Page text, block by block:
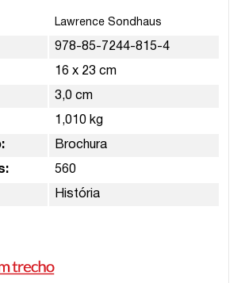
Lawrence Sondhaus
978-85-7244-815-4
16 x 23 cm
3,0 cm
1,010 kg
Brochura
560
História